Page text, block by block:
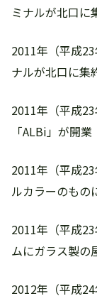
ミナルが北口に
2011年（平成
ナルが北口に集
2011年（平成
「ALBi」が開業
2011年（平成
ルカラーのもの
2011年（平成
ムにガラス製の
2012年（平成